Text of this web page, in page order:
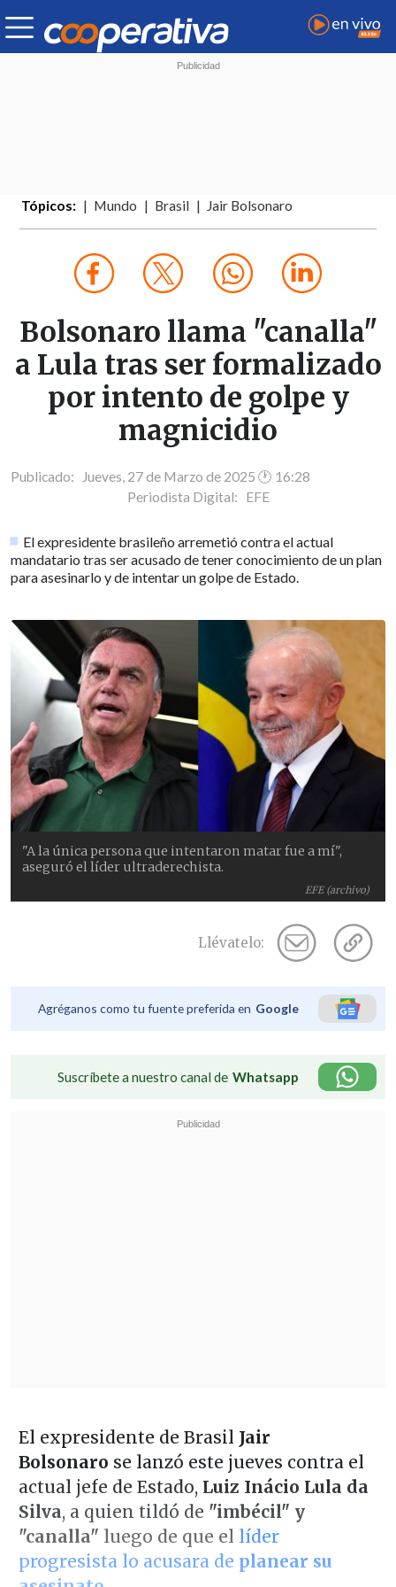
Tópicos: Mundo Brasil Jair Bolsonaro
Bolsonaro llama "canalla"
a Lula tras ser formalizado
por intento de golpe y
magnicidio
Publicado: Jueves, 27 de Marzo de 2025 🕐 16:28
Periodista Digital: EFE
El expresidente brasileño arremetió contra el actual
mandatario tras ser acusado de tener conocimiento de un plan
para asesinarlo y de intentar un golpe de Estado.
EFE (archivo)
"A la única persona que intentaron matar fue a mí",
aseguró el líder ultraderechista.
Llévatelo:
Agréganos como tu fuente preferida en Google
Suscríbete a nuestro canal de Whatsapp
El expresidente de Brasil Jair
Bolsonaro se lanzó este jueves contra el
actual jefe de Estado, Luiz Inácio Lula da
Silva, a quien tildó de "imbécil" y
"canalla" luego de que el líder
progresista lo acusara de planear su